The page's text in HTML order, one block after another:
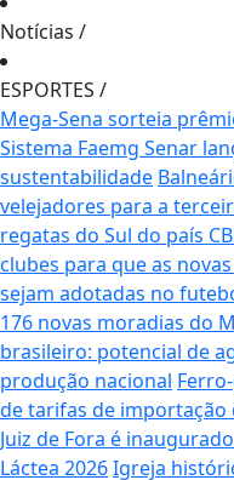
Notícias /
ESPORTES /
Mega-Sena sorteia
Sistema Faemg Senar
sustentabilidade
velejadores para a
regatas do Sul do país
clubes para que as
sejam adotadas no
176 novas moradias do
brasileiro: potencial de
produção nacional
de tarifas de importação
Juiz de Fora é
Láctea 2026Igreja